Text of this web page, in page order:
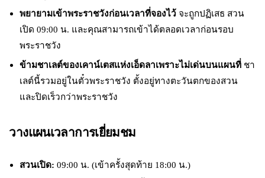
พยายามเข้าพระราชวังก่อนเวลาที่จองไว้ จะถูกปฏิเสธ สวน
เปิด 09:00 น. และคุณสามารถเข้าได้ตลอดเวลาก่อนรอบ
พระราชวัง
ข้ามชาเลต์ของเคาน์เตสแห่งเอ็ดลาเพราะไม่เด่นบนแผนที่ ชา
เลต์นี้รวมอยู่ในตั๋วพระราชวัง ตั้งอยู่ทางตะวันตกของสวน
และปิดเร็วกว่าพระราชวัง
วางแผนเวลาการเยี่ยมชม
สวนเปิด: 09:00 น. (เข้าครั้งสุดท้าย 18:00 น.)